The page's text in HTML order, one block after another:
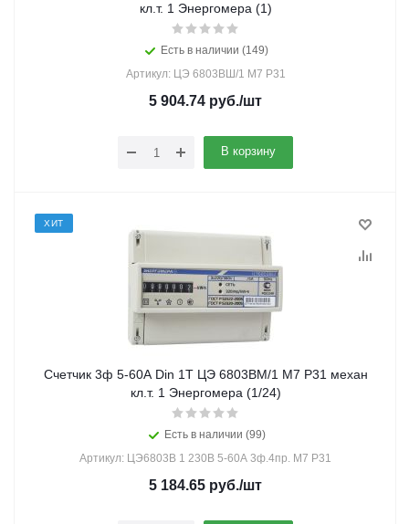
кл.т. 1 Энергомера (1)
Есть в наличии (149)
Артикул: ЦЭ 6803ВШ/1 М7 Р31
5 904.74 руб./шт
В корзину
ХИТ
Счетчик 3ф 5-60А Din 1Т ЦЭ 6803ВМ/1 М7 Р31 механ
кл.т. 1 Энергомера (1/24)
Есть в наличии (99)
Артикул: ЦЭ6803В 1 230В 5-60А 3ф.4пр. М7 Р31
5 184.65 руб./шт